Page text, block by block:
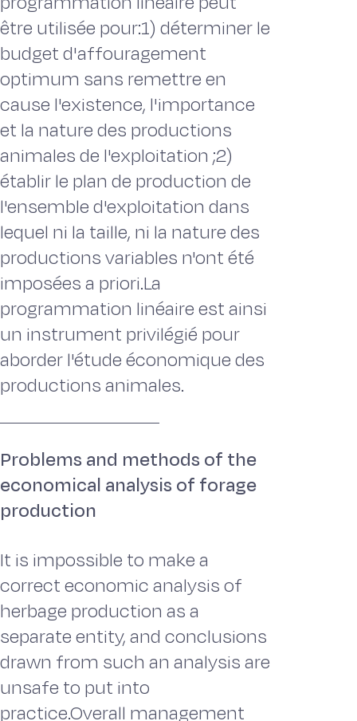
être utilisée pour:1) déterminer le
budget d'affouragement
optimum sans remettre en
cause l'existence, l'importance
et la nature des productions
animales de l'exploitation ;2)
établir le plan de production de
l'ensemble d'exploitation dans
lequel ni la taille, ni la nature des
productions variables n'ont été
imposées a priori.La
programmation linéaire est ainsi
un instrument privilégié pour
aborder l'étude économique des
productions animales.
Problems and methods of the
economical analysis of forage
production
It is impossible to make a
correct economic analysis of
herbage production as a
separate entity, and conclusions
drawn from such an analysis are
unsafe to put into
practice.Overall management